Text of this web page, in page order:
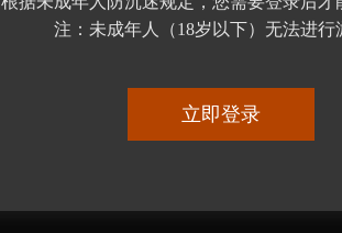
注：未成年人（18岁以下）无法进行
立即登录